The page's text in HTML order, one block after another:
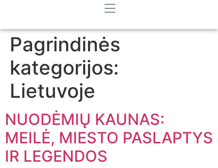
Pagrindinės
kategorijos:
Lietuvoje
NUODĖMIŲ KAUNAS:
MEILĖ, MIESTO PASLAPTYS
IR LEGENDOS